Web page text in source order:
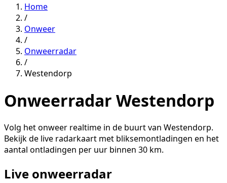
Home
/
Onweer
/
Onweerradar
/
Westendorp
Onweerradar Westendorp
Volg het onweer realtime in de buurt van Westendorp.
Bekijk de live radarkaart met bliksemontladingen en het
aantal ontladingen per uur binnen 30 km.
Live onweerradar